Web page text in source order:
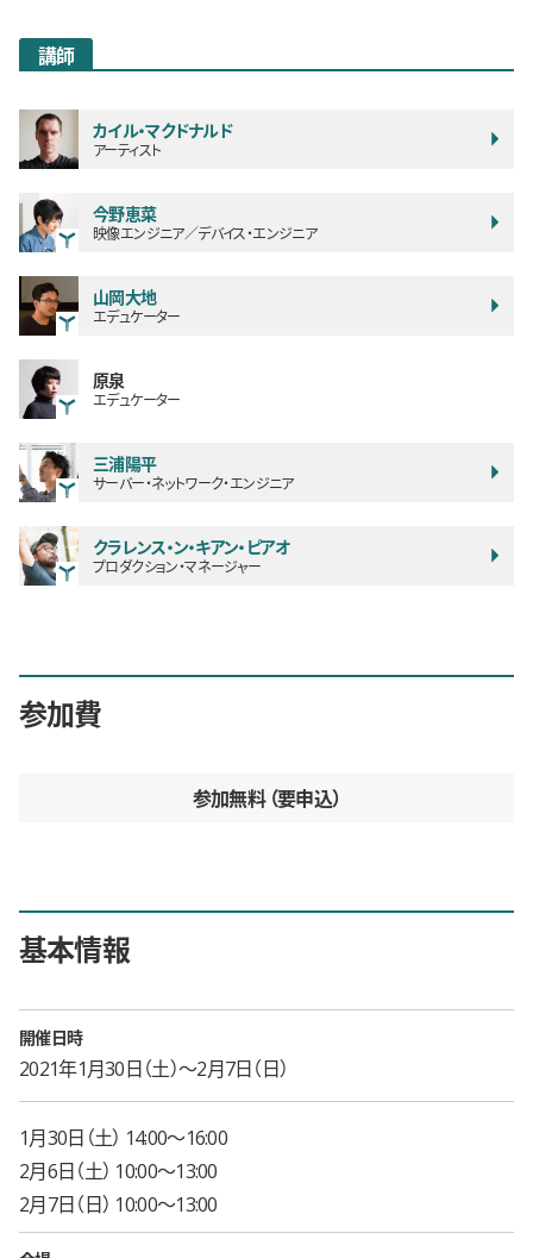
講師
カイル・マクドナルド
アーティスト
今野恵菜
映像エンジニア／デバイス・エンジニア
山岡大地
エデュケーター
原泉
エデュケーター
三浦陽平
サーバー・ネットワーク・エンジニア
クラレンス・ン・キアン・ピアオ
プロダクション・マネージャー
参加費
参加無料 要申込
基本情報
開催日時
2021年1月30日（土）〜2月7日（日）
1月30日（土） 14:00〜16:00
2月6日（土） 10:00〜13:00
2月7日（日） 10:00〜13:00